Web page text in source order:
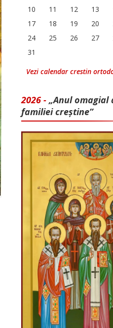
10
11 12 13
17
18 19 20
24
25 26 27
31
Vezi calendar crestin
2026 - „Anul
familiei creștine”